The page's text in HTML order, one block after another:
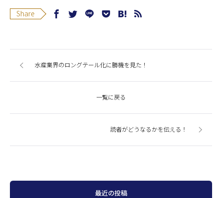
Share
水産業界のロングテール化に勝機を見た！
一覧に戻る
読者がどうなるかを伝える！
最近の投稿